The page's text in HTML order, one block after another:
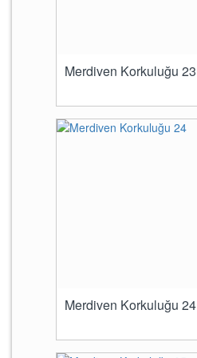
Merdiven Korkuluğu 23
Merdiven Korkuluğu 24